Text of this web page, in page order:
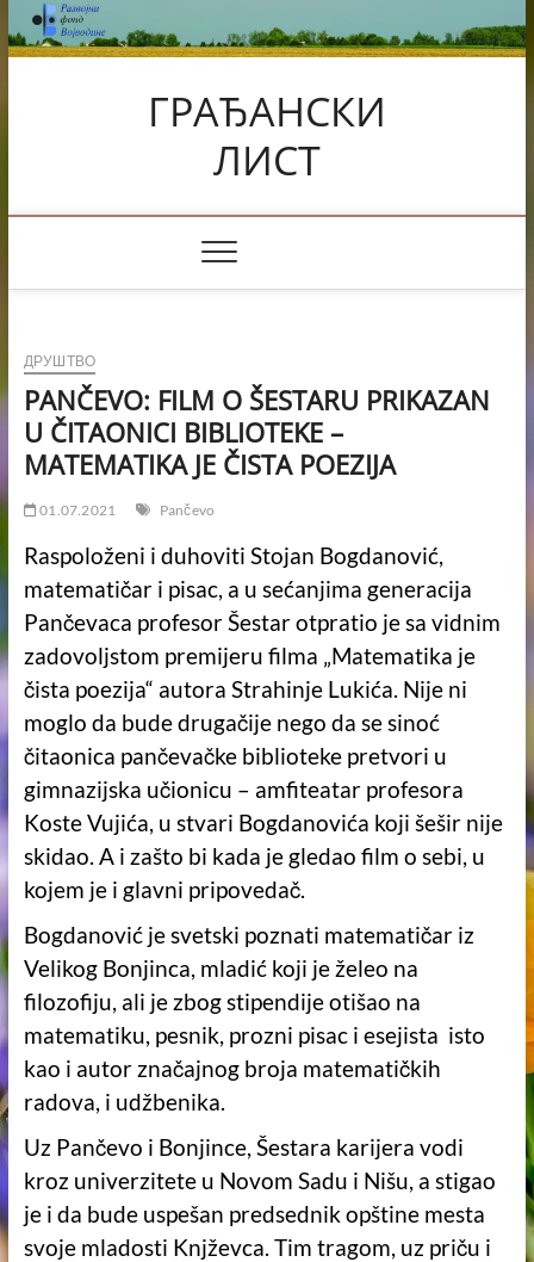
Skip
to
content
ГРАЂАНСКИ
ЛИСТ
ДРУШТВО
PANČEVO: FILM O ŠESTARU PRIKAZAN
U ČITAONICI BIBLIOTEKE –
MATEMATIKA JE ČISTA POEZIJA
01.07.2021 Pančevo
Raspoloženi i duhoviti Stojan Bogdanović,
matematičar i pisac, a u sećanjima generacija
Pančevaca profesor Šestar otpratio je sa vidnim
zadovoljstom premijeru filma „Matematika je
čista poezija“ autora Strahinje Lukića. Nije ni
moglo da bude drugačije nego da se sinoć
čitaonica pančevačke biblioteke pretvori u
gimnazijska učionicu – amfiteatar profesora
Koste Vujića, u stvari Bogdanovića koji šešir nije
skidao. A i zašto bi kada je gledao film o sebi, u
kojem je i glavni pripovedač.
Bogdanović je svetski poznati matematičar iz
Velikog Bonjinca, mladić koji je želeo na
filozofiju, ali je zbog stipendije otišao na
matematiku, pesnik, prozni pisac i esejista isto
kao i autor značajnog broja matematičkih
radova, i udžbenika.
Uz Pančevo i Bonjince, Šestara karijera vodi
kroz univerzitete u Novom Sadu i Nišu, a stigao
je i da bude uspešan predsednik opštine mesta
svoje mladosti Knjževca. Tim tragom, uz priču i